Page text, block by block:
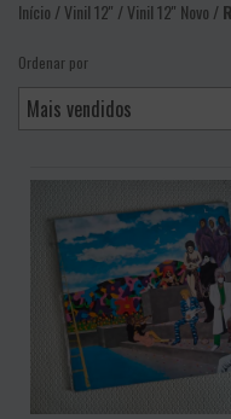
Início /Vinil 12'' /Vinil 12'' Novo /
Ordenar por